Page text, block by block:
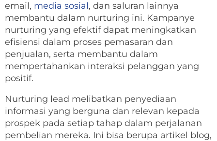
email, media sosial, dan saluran lainnya
membantu dalam nurturing ini. Kampanye
nurturing yang efektif dapat meningkatkan
efisiensi dalam proses pemasaran dan
penjualan, serta membantu dalam
mempertahankan interaksi pelanggan yang
positif.
Nurturing lead melibatkan penyediaan
informasi yang berguna dan relevan kepada
prospek pada setiap tahap dalam perjalanan
pembelian mereka. Ini bisa berupa artikel blog,